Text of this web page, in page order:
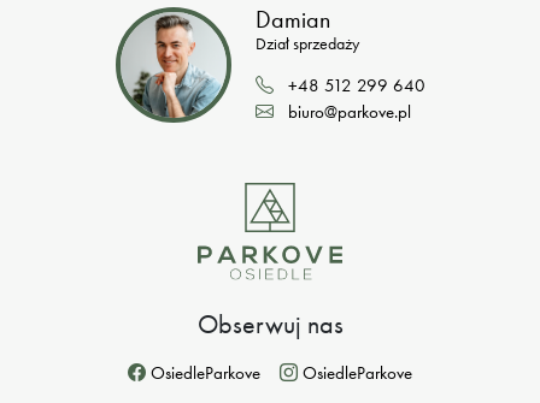
Damian
Dział sprzedaży
+48 512 299 640
biuro@parkove.pl
Obserwuj nas
OsiedleParkove OsiedleParkove